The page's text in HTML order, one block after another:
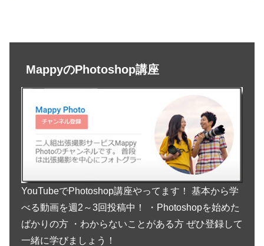
MappyのPhotoshop講座
YouTubeでPhotoshop講座やってます！ 基本から学
べる動画を週2～3回投稿中！ ・Photoshopを始めた
ばかりの方 ・わからないことがある方 ぜひ登録して
一緒に学びましょう！